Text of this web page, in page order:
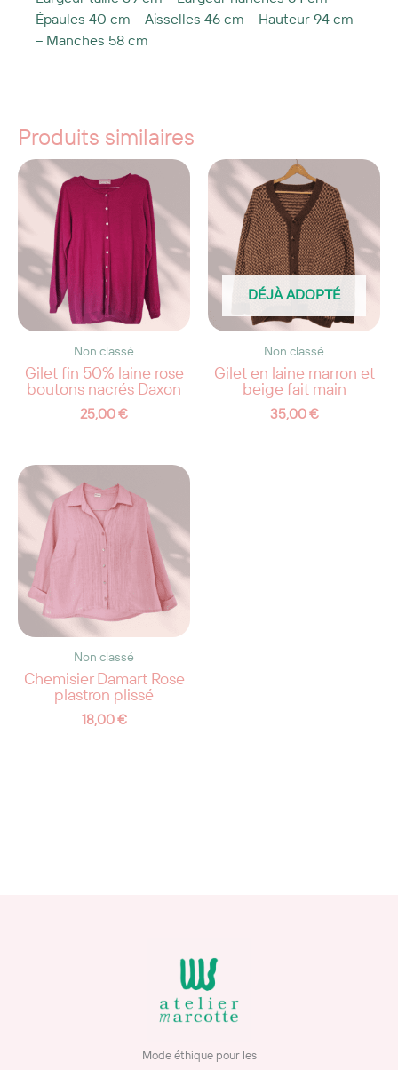
Épaules 40 cm – Aisselles 46 cm – Hauteur 94 cm
– Manches 58 cm
Produits similaires
Non classé
Gilet fin 50% laine rose
boutons nacrés Daxon
25,00€
DÉJÀ ADOPTÉ
Non classé
Gilet en laine marron et
beige fait main
35,00€
Non classé
Chemisier Damart Rose
plastron plissé
18,00€
Mode éthique pour les